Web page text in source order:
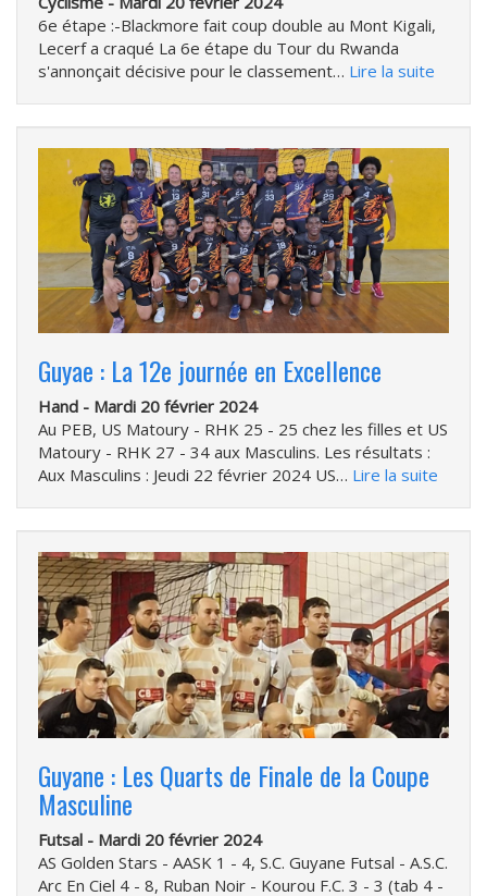
6e étape :-Blackmore fait coup double au Mont Kigali,
Lecerf a craqué La 6e étape du Tour du Rwanda
s'annonçait décisive pour le classement… Lire la suite
Guyae : La 12e journée en Excellence
Hand - Mardi 20 février 2024
Au PEB, US Matoury - RHK 25 - 25 chez les filles et US
Matoury - RHK 27 - 34 aux Masculins. Les résultats :
Aux Masculins : Jeudi 22 février 2024 US… Lire la suite
Guyane : Les Quarts de Finale de la Coupe
Masculine
Futsal - Mardi 20 février 2024
AS Golden Stars - AASK 1 - 4, S.C. Guyane Futsal - A.S.C.
Arc En Ciel 4 - 8, Ruban Noir - Kourou F.C. 3 - 3 (tab 4 -